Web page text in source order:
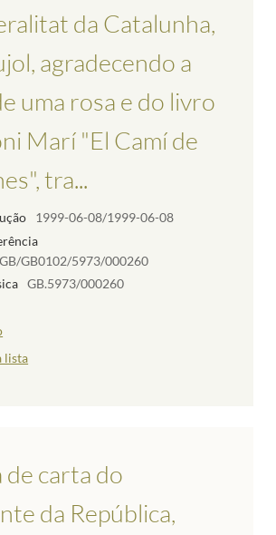
da Catalunha,
agradecendo a
uma rosa e do livro
Marí "El Camí de
tra...
1999-06-08/1999-06-08
GB0102/5973/000260
GB.5973/000260
lista
de carta do
da República,